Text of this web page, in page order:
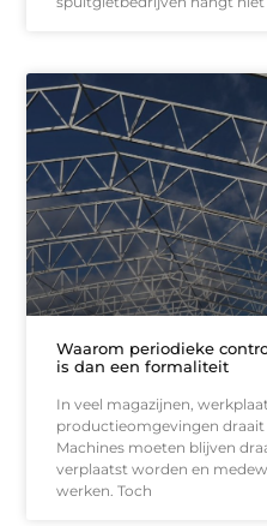
Waarom periodieke
is dan een formaliteit
In veel magazijnen,
productieomgevingen draait
Machines moeten blijven
verplaatst worden en
werken. Toch